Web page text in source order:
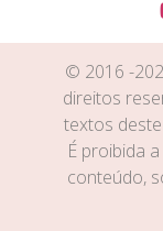
© 2016 -
direitos
textos
É proibida
conteúdo,